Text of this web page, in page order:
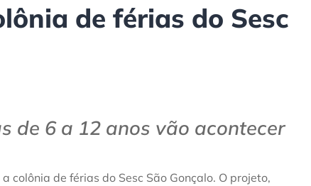
de férias do Sesc
de 6 a 12 anos vão acontecer
colônia de férias do Sesc São Gonçalo. O projeto,